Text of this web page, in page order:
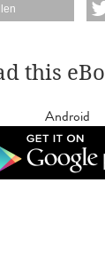
this
Android